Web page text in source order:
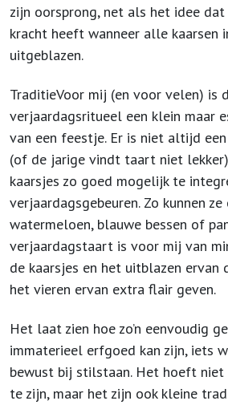
zijn oorsprong, net als het idee
kracht heeft wanneer alle kaarsen
uitgeblazen.
TraditieVoor mij (en voor velen) is
verjaardagsritueel een klein maar
van een feestje. Er is niet altijd
(of de jarige vindt taart niet
kaarsjes zo goed mogelijk te
verjaardagsgebeuren. Zo kunnen
watermeloen, blauwe bessen of
verjaardagstaart is voor mij van
de kaarsjes en het uitblazen ervan
het vieren ervan extra flair geven.
Het laat zien hoe zo’n eenvoudig
immaterieel erfgoed kan zijn, iets
bewust bij stilstaan. Het hoeft
te zijn, maar het zijn ook kleine